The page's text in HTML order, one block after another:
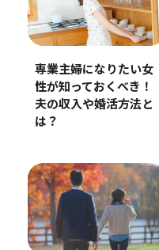
専業主婦になりたい女
性が知っておくべき！
夫の収入や婚活方法と
は？